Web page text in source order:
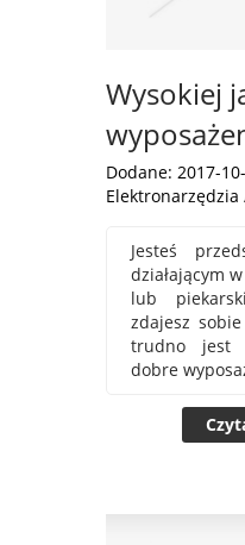
Wysokiej
Dodane: 2017-
Elektronarzędzia
Jesteś
działającym
lub
zdajesz
trudno jest
dobre